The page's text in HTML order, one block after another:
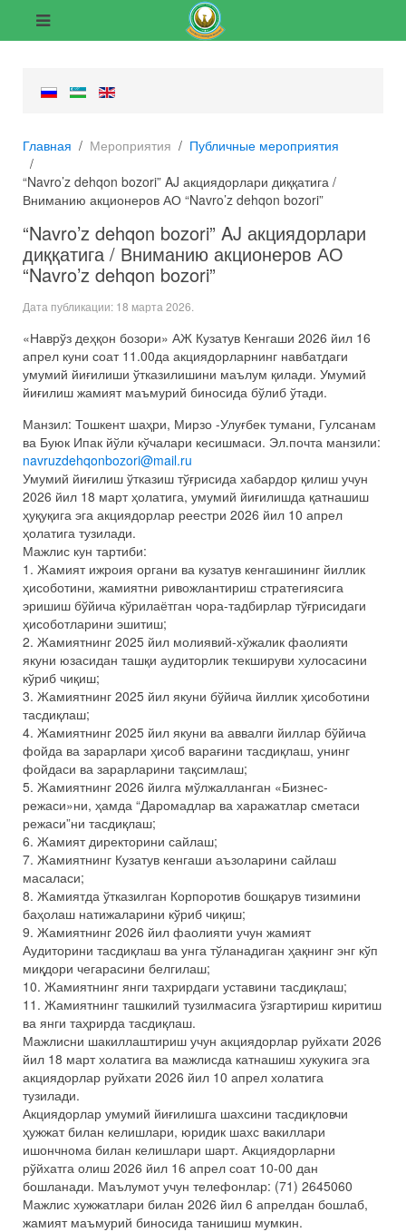
Главная Мероприятия
Публичные мероприятия
“Navro’z dehqon bozori” AJ акциядорлари диққатига /
Вниманию акционеров АО “Navro’z dehqon bozori”
“Navro’z dehqon bozori” AJ акциядорлари
диққатига / Вниманию акционеров АО
“Navro’z dehqon bozori”
Дата публикации: 18 марта 2026
«Наврўз деҳқон бозори» АЖ Кузатув Кенгаши 2026 йил 16
апрел куни соат 11.00да акциядорларнинг навбатдаги
умумий йиғилиши ўтказилишини маълум қилади. Умумий
йиғилиш жамият маъмурий биносида бўлиб ўтади.
Манзил: Тошкент шаҳри, Мирзо -Улуғбек тумани, Гулсанам
ва Буюк Ипак йўли кўчалари кесишмаси. Эл.почта манзили:
navruzdehqonbozori@mail.ru
Умумий йиғилиш ўтказиш тўғрисида хабардор қилиш учун
2026 йил 18 март ҳолатига, умумий йиғилишда қатнашиш
ҳуқуқига эга акциядорлар реестри 2026 йил 10 апрел
ҳолатига тузилади.
Мажлис кун тартиби:
1. Жамият ижроия органи ва кузатув кенгашининг йиллик
ҳисоботини, жамиятни ривожлантириш стратегиясига
эришиш бўйича кўрилаётган чора-тадбирлар тўғрисидаги
ҳисоботларини эшитиш;
2. Жамиятнинг 2025 йил молиявий-хўжалик фаолияти
якуни юзасидан ташқи аудиторлик текшируви хулосасини
кўриб чиқиш;
3. Жамиятнинг 2025 йил якуни бўйича йиллик ҳисоботини
тасдиқлаш;
4. Жамиятнинг 2025 йил якуни ва аввалги йиллар бўйича
фойда ва зарарлари ҳисоб варағини тасдиқлаш, унинг
фойдаси ва зарарларини тақсимлаш;
5. Жамиятнинг 2026 йилга мўлжалланган «Бизнес-
режаси»ни, ҳамда “Даромадлар ва харажатлар сметаси
режаси”ни тасдиқлаш;
6. Жамият директорини сайлаш;
7. Жамиятнинг Кузатув кенгаши аъзоларини сайлаш
масаласи;
8. Жамиятда ўтказилган Корпоротив бошқарув тизимини
баҳолаш натижаларини кўриб чиқиш;
9. Жамиятнинг 2026 йил фаолияти учун жамият
Аудиторини тасдиқлаш ва унга тўланадиган ҳақнинг энг кўп
миқдори чегарасини белгилаш;
10. Жамиятнинг янги тахрирдаги уставини тасдиқлаш;
11. Жамиятнинг ташкилий тузилмасига ўзгартириш киритиш
ва янги таҳрирда тасдиқлаш.
Мажлисни шакиллаштириш учун акциядорлар руйхати 2026
йил 18 март холатига ва мажлисда катнашиш хукукига эга
акциядорлар руйхати 2026 йил 10 апрел холатига
тузилади.
Акциядорлар умумий йиғилишга шахсини тасдиқловчи
ҳужжат билан келишлари, юридик шахс вакиллари
ишончнома билан келишлари шарт. Акциядорларни
рўйхатга олиш 2026 йил 16 апрел соат 10-00 дан
бошланади. Маълумот учун телефонлар: (71) 2645060
Мажлис хужжатлари билан 2026 йил 6 апрелдан бошлаб,
жамият маъмурий биносида танишиш мумкин.